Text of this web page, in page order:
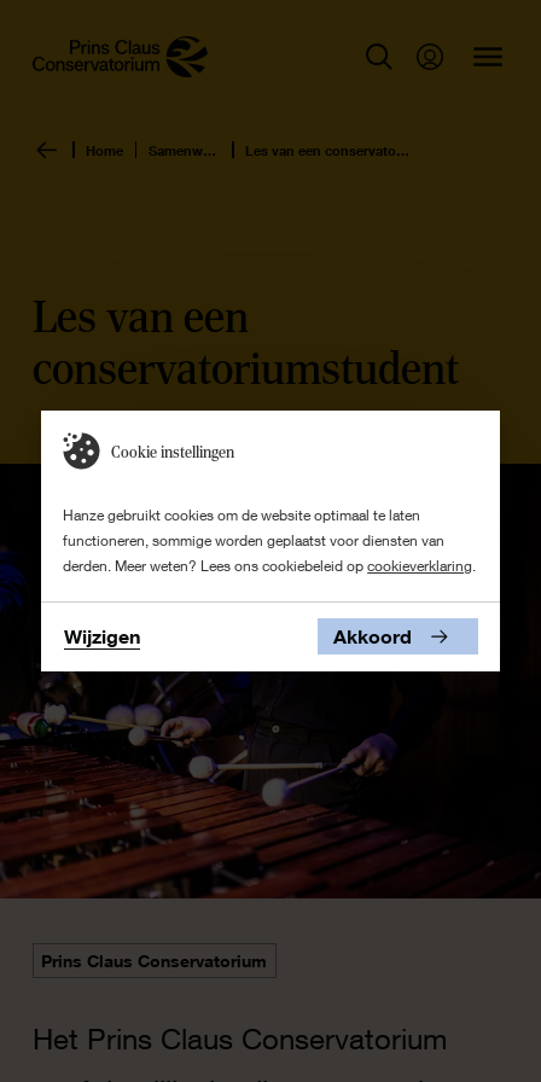
Home Samenwerken Les van een conservatoriumstudent
Les van een
conservatoriumstudent
Prins Claus Conservatorium
Het Prins Claus Conservatorium
Cookie instellingen
Hanze gebruikt cookies om de website optimaal te laten
functioneren, sommige worden geplaatst voor diensten van
derden. Meer weten? Lees ons cookiebeleid opcookieverklaring.
Wijzigen Akkoord